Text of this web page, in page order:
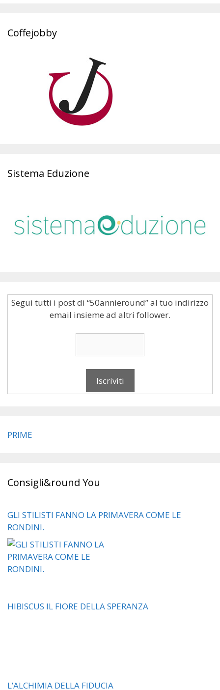
Coffejobby
Sistema Eduzione
Segui tutti i post di “50annieround” al tuo indirizzo
email insieme ad altri follower.
PRIME
Consigli&round You
GLI STILISTI FANNO LA PRIMAVERA COME LE
RONDINI.
HIBISCUS IL FIORE DELLA SPERANZA
L’ALCHIMIA DELLA FIDUCIA